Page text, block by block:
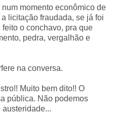
momento econômico de
licitação fraudada, se já foi
o conchavo, pra que
pedra, vergalhão e
na conversa.
Muito bem dito!! O
pública. Não podemos
austeridade...